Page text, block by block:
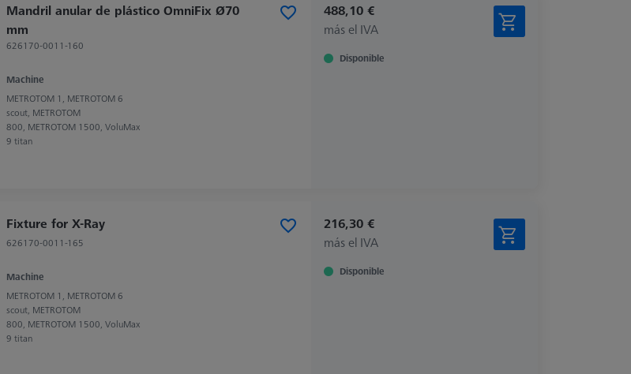
Mandril anular de plástico OmniFix Ø70
mm
626170-0011-160
Machine
METROTOM 1, METROTOM 6
scout, METROTOM
800, METROTOM 1500, VoluMax
9 titan
488,10 €
más el IVA
Disponible
Fixture for X-Ray
626170-0011-165
Machine
METROTOM 1, METROTOM 6
scout, METROTOM
800, METROTOM 1500, VoluMax
9 titan
216,30 €
más el IVA
Disponible